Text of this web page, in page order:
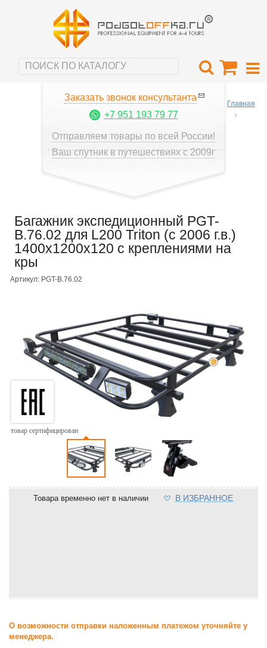
Заказать звонок консультанта
+7 951 193 79 77
Отправляем товары по всей России!
Ваш спутник в путешествиях с 2009г
Главная
Багажник экспедиционный PGT-
B.76.02 для L200 Triton (с 2006 г.в.)
1400х1200х120 с креплениями на
кры
Артикул: PGT-B.76.02
товар сертифицирован
Товара временно нет в наличии В ИЗБРАННОЕ
О возможности отправки наложенным платежом уточняйте у
менеджера.